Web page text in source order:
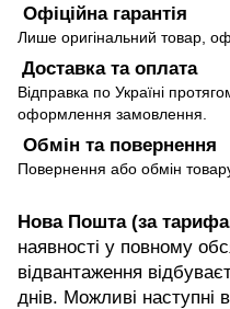
Офіційна гарантія
Лише оригінальний товар,
Доставка та оплата
Відправка по Україні
оформлення замовлення.
Обмін та повернення
Повернення або обмін
Нова Пошта (за
наявності у повному
відвантаження
днів. Можливі наступні